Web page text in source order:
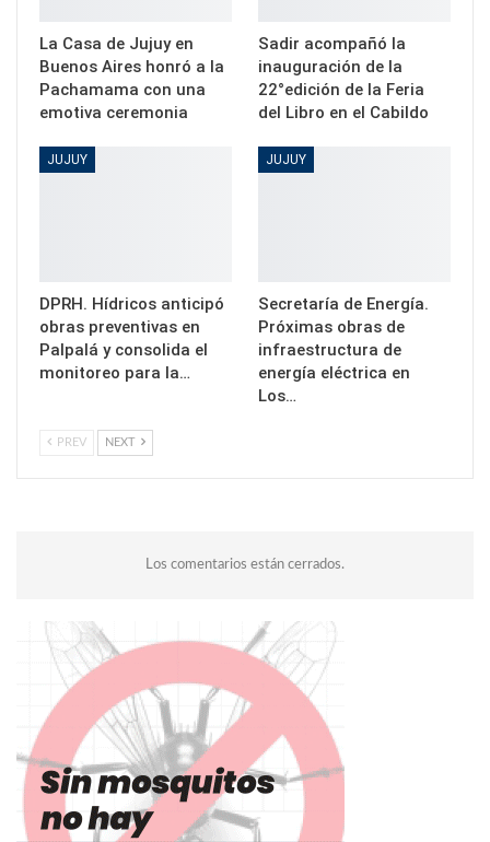
La Casa de Jujuy en
Buenos Aires honró a la
Pachamama con una
emotiva ceremonia
Sadir acompañó la
inauguración de la
22°edición de la Feria
del Libro en el Cabildo
JUJUY
DPRH. Hídricos anticipó
obras preventivas en
Palpalá y consolida el
monitoreo para la…
JUJUY
Secretaría de Energía.
Próximas obras de
infraestructura de
energía eléctrica en
Los…
PREV NEXT
Los comentarios están cerrados.